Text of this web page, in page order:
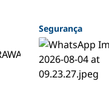
Segurança